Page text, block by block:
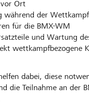
Ort
während der
für die BMX-WM
und Wartung
wettkampfbezogene
dabei, diese
die Teilnahme an der